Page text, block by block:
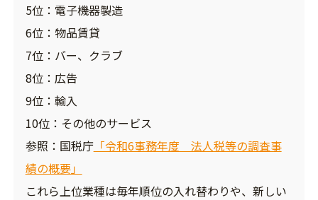
5位：電子機器製造
6位：物品賃貸
7位：バー、クラブ
8位：広告
9位：輸入
10位：その他のサービス
参照：国税庁「令和6事務年度 法人税等の調査事
績の概要」
これら上位業種は毎年順位の入れ替わりや、新しい